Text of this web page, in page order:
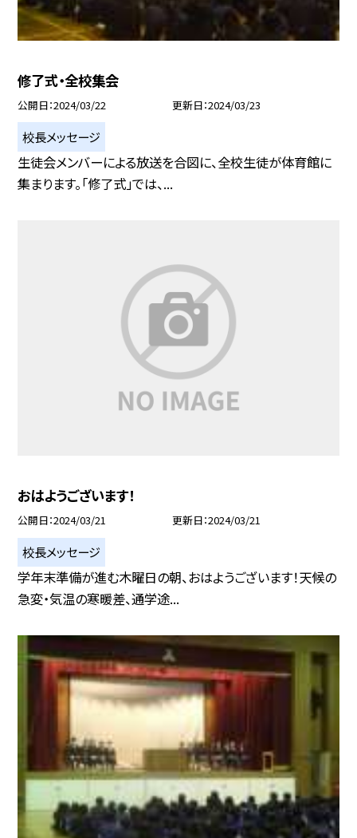
修了式・全校集会
公開日 2024/03/22 更新日 2024/03/23
校長メッセージ
生徒会メンバーによる放送を合図に、全校生徒が体育館に
集まります。「修了式」では、...
おはようございます！
公開日 2024/03/21 更新日 2024/03/21
校長メッセージ
学年末準備が進む木曜日の朝、おはようございます！天候の
急変・気温の寒暖差、通学途...